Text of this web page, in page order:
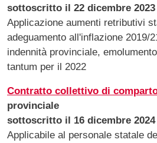
sottoscritto il 22 dicembre 2023
Applicazione aumenti retributivi
adeguamento all'inflazione 2019/
indennità provinciale,
tantum per il 2022
Contratto collettivo di
provinciale
sottoscritto il 16 dicembre 2024
Applicabile al personale statale